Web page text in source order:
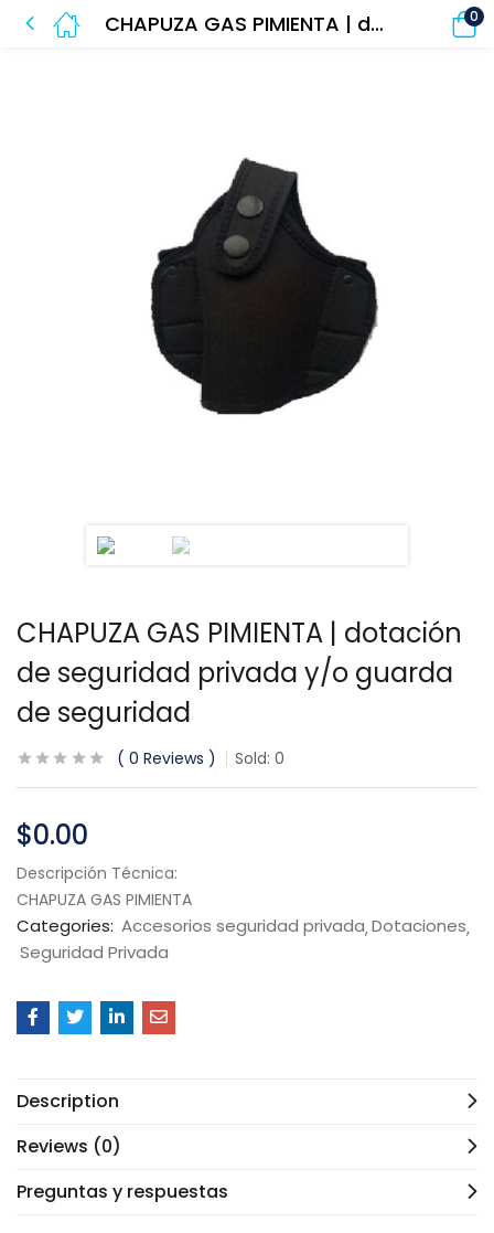
CHAPUZA GAS PIMIENTA | dotación de seguridad privada y/o guarda de seguridad 0
CHAPUZA GAS PIMIENTA | dotación
de seguridad privada y/o guarda
de seguridad
0 Reviews Sold: 0
$0.00
Descripción Técnica:
CHAPUZA GAS PIMIENTA
Categories: Accesorios seguridad privada Dotaciones
Seguridad Privada
Description
Reviews (0)
Preguntas y respuestas